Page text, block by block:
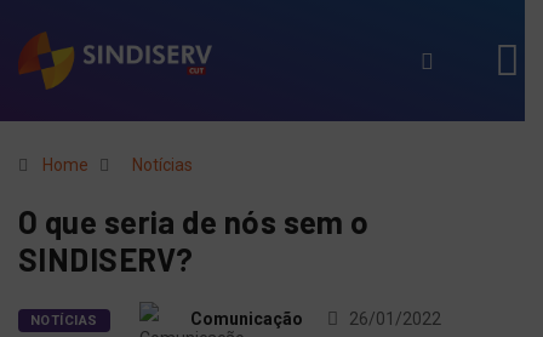
Home Notícias
O que seria de nós sem o
SINDISERV?
NOTÍCIAS Comunicação
26/01/2022